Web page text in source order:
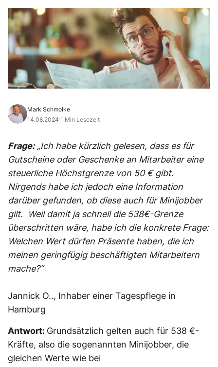
Mark Schmolke
14.08.2024·1 Min Lesezeit
Frage:„Ich habe kürzlich gelesen, dass es für
Gutscheine oder Geschenke an Mitarbeiter eine
steuerliche Höchstgrenze von 50 € gibt.
Nirgends habe ich jedoch eine Information
darüber gefunden, ob diese auch für Minijobber
gilt. Weil damit ja schnell die 538€-Grenze
überschritten wäre, habe ich die konkrete Frage:
Welchen Wert dürfen Präsente haben, die ich
meinen geringfügig beschäftigten Mitarbeitern
mache?“
Jannick O.., Inhaber einer Tagespflege in
Hamburg
Antwort: Grundsätzlich gelten auch für 538 €-
Kräfte, also die sogenannten Minijobber, die
gleichen Werte wie bei